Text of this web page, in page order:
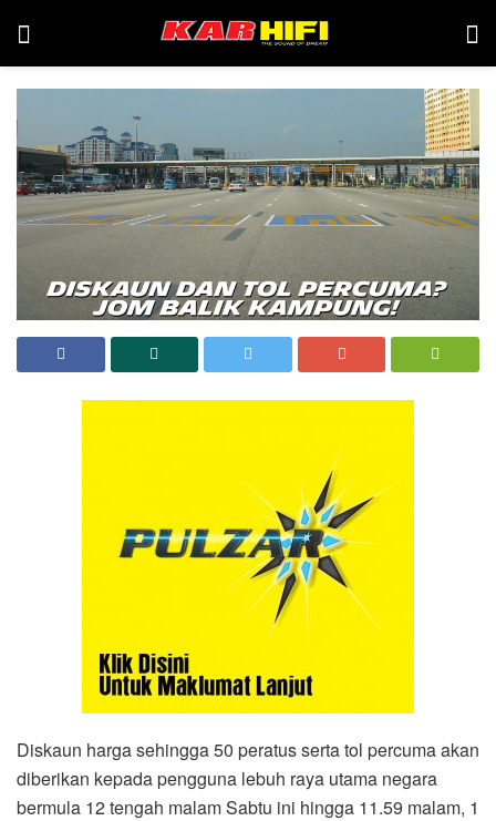
Diskaun harga sehingga 50 peratus serta tol percuma akan
diberikan kepada pengguna lebuh raya utama negara
bermula 12 tengah malam Sabtu ini hingga 11.59 malam, 1